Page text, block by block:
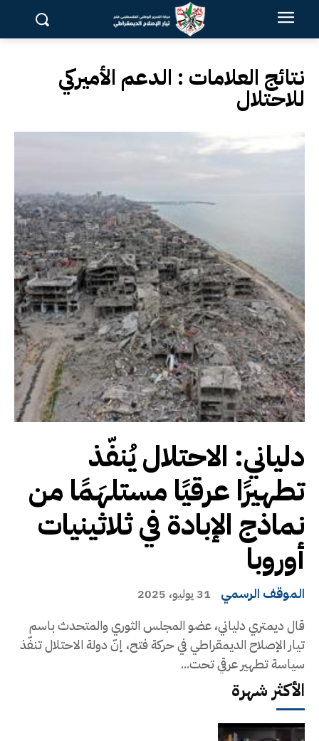
نتائج العلامات : الدعم الأميركي
للاحتلال
دلياني: الاحتلال يُنفّذ
تطهيرًا عرقيًا مستلهَمًا من
نماذج الإبادة في ثلاثينيات
أوروبا
الموقف الرسمي 31 يوليو، 2025
قال ديمتري دلياني، عضو المجلس الثوري والمتحدث باسم
تيار الإصلاح الديمقراطي في حركة فتح، إنّ دولة الاحتلال تنفّذ
سياسة تطهير عرقي تحت...
الأكثر شهرة